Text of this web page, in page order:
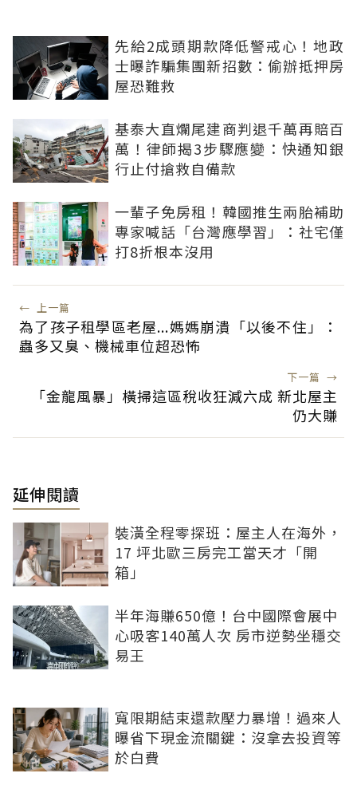
先給2成頭期款降低警戒心！地政
士曝詐騙集團新招數：偷辦抵押房
屋恐難救
基泰大直爛尾建商判退千萬再賠百
萬！律師揭3步驟應變：快通知銀
行止付搶救自備款
一輩子免房租！韓國推生兩胎補助
專家喊話「台灣應學習」：社宅僅
打8折根本沒用
← 上一篇
為了孩子租學區老屋...媽媽崩潰「以後不住」：
蟲多又臭、機械車位超恐怖
下一篇 →
「金龍風暴」橫掃這區稅收狂減六成 新北屋主
仍大賺
延伸閱讀
裝潢全程零探班：屋主人在海外，
17 坪北歐三房完工當天才「開
箱」
半年海賺650億！台中國際會展中
心吸客140萬人次 房市逆勢坐穩交
易王
寬限期結束還款壓力暴增！過來人
曝省下現金流關鍵：沒拿去投資等
於白費